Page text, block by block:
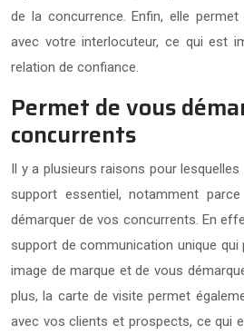
de la concurrence. Enfin, elle
avec votre interlocuteur, ce qui est
relation de confiance.
Permet de vous
concurrents
Il y a plusieurs raisons pour
support essentiel, notamment
démarquer de vos concurrents. En
support de communication unique qui
image de marque et de vous
plus, la carte de visite permet
avec vos clients et prospects, ce qui